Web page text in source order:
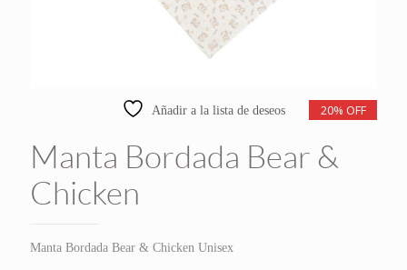
20% OFF
Añadir a la lista de deseos
Manta Bordada Bear &
Chicken
Manta Bordada Bear & Chicken Unisex